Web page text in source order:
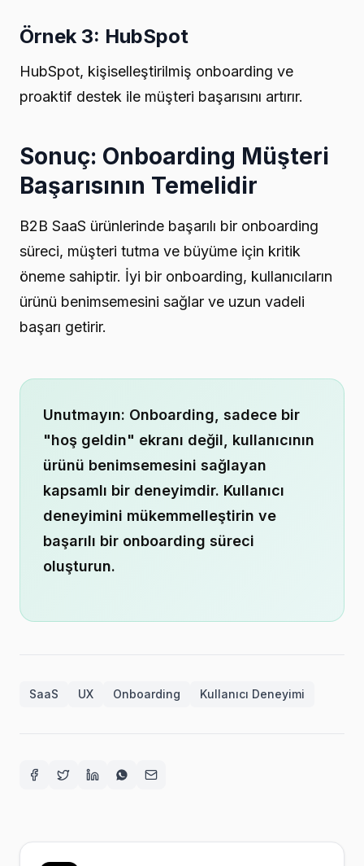
Örnek 3: HubSpot
HubSpot, kişiselleştirilmiş onboarding ve
proaktif destek ile müşteri başarısını artırır.
Sonuç: Onboarding Müşteri
Başarısının Temelidir
B2B SaaS ürünlerinde başarılı bir onboarding
süreci, müşteri tutma ve büyüme için kritik
öneme sahiptir. İyi bir onboarding, kullanıcıların
ürünü benimsemesini sağlar ve uzun vadeli
başarı getirir.
Unutmayın: Onboarding, sadece bir
"hoş geldin" ekranı değil, kullanıcının
ürünü benimsemesini sağlayan
kapsamlı bir deneyimdir. Kullanıcı
deneyimini mükemmelleştirin ve
başarılı bir onboarding süreci
oluşturun.
SaaS UX Onboarding Kullanıcı Deneyimi
Facebook
TwitterLinkedInWhatsApp
E-posta